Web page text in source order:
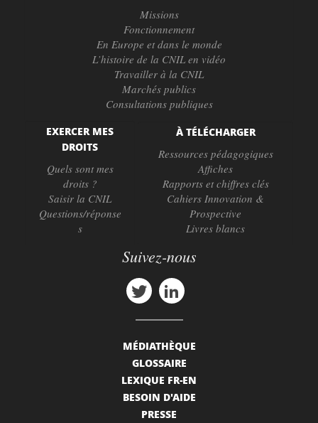
Missions
Fonctionnement
En Europe et dans le monde
L’histoire de la CNIL en vidéo
Travailler à la CNIL
Marchés publics
Consultations publiques
EXERCER MES
DROITS
Quels sont mes
droits ?
Saisir la CNIL
Questions/réponse
s
À TÉLÉCHARGER
Ressources pédagogiques
Affiches
Rapports et chiffres clés
Cahiers Innovation &
Prospective
Livres blancs
Suivez-nous
MÉDIATHÈQUE
GLOSSAIRE
LEXIQUE FR-EN
BESOIN D'AIDE
PRESSE